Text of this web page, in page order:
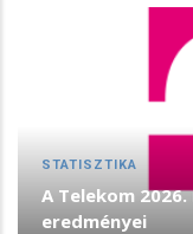
STATISZTIKA
A Telekom
eredményei